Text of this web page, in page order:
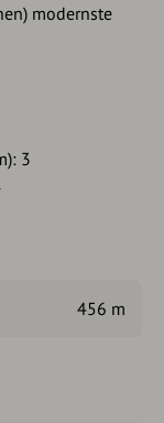
modernste
3
456 m